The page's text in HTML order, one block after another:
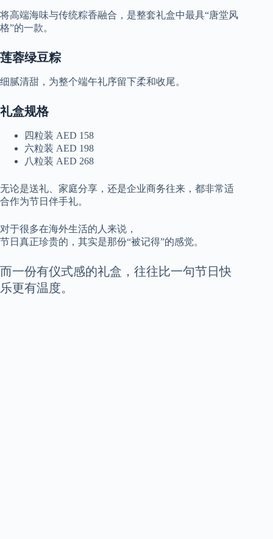
将高端海味与传统粽香融合，是整套礼盒中最具“唐堂风
格”的一款。
莲蓉绿豆粽
细腻清甜，为整个端午礼序留下柔和收尾。
礼盒规格
四粒装 AED 158
六粒装 AED 198
八粒装 AED 268
无论是送礼、家庭分享，还是企业商务往来，都非常适
合作为节日伴手礼。
对于很多在海外生活的人来说，
节日真正珍贵的，其实是那份“被记得”的感觉。
而一份有仪式感的礼盒，往往比一句节日快
乐更有温度。